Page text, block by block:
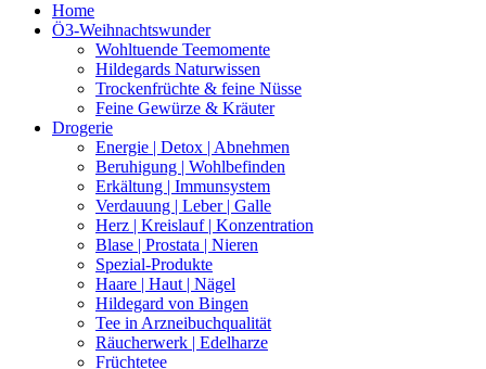
Home
Ö3-Weihnachtswunder
Wohltuende Teemomente
Hildegards Naturwissen
Trockenfrüchte & feine Nüsse
Feine Gewürze & Kräuter
Drogerie
Energie | Detox | Abnehmen
Beruhigung | Wohlbefinden
Erkältung | Immunsystem
Verdauung | Leber | Galle
Herz | Kreislauf | Konzentration
Blase | Prostata | Nieren
Spezial-Produkte
Haare | Haut | Nägel
Hildegard von Bingen
Tee in Arzneibuchqualität
Räucherwerk | Edelharze
Früchtetee